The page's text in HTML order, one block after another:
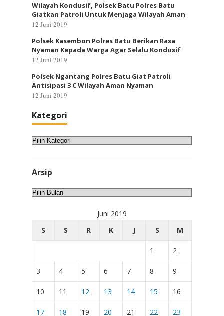
Wilayah Kondusif, Polsek Batu Polres Batu
Giatkan Patroli Untuk Menjaga Wilayah Aman
12 Juni 2019
Polsek Kasembon Polres Batu Berikan Rasa
Nyaman Kepada Warga Agar Selalu Kondusif
12 Juni 2019
Polsek Ngantang Polres Batu Giat Patroli
Antisipasi 3 C Wilayah Aman Nyaman
12 Juni 2019
Kategori
Kategori
Arsip
Arsip
Juni 2019
S
S R K J S M
1 2
3 4 5 6 7 8 9
10 11 12 13 14 15 16
17 18 19 20 21 22 23